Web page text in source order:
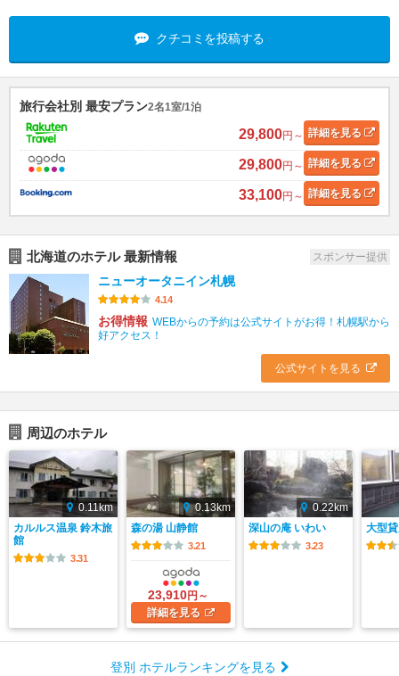
クチコミを投稿する
旅行会社別 最安プラン2名1室/1泊
29,800円～ 詳細を見る
29,800円～ 詳細を見る
33,100円～ 詳細を見る
北海道のホテル 最新情報 スポンサー提供
ニューオータニイン札幌
4.14
お得情報 WEBからの予約は公式サイトがお得！札幌駅から
好アクセス！
公式サイトを見る
周辺のホテル
0.11km
カルルス温泉 鈴木旅
館
3.31
0.13km
森の湯 山静館
3.21
23,910円～
詳細を見る
0.22km
深山の庵 いわい
3.23
大型
登別 ホテルランキングを見る